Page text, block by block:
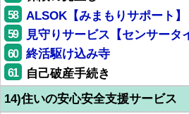
58 ALSOK【みまもりサポート】
59 見守りサービス【センサータ
60 終活駆け込み寺
61
自己破産手続き
14)住いの安心安全支援サービス